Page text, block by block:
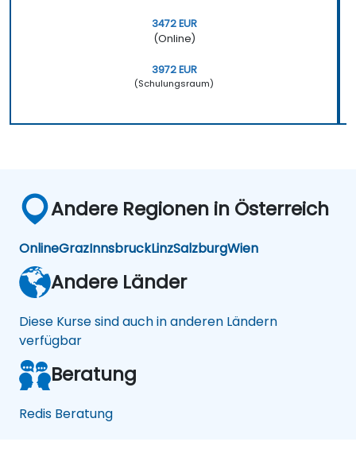
3472 EUR
(Online)
3972 EUR
(Schulungsraum)
Andere Regionen in Österreich
OnlineGrazInnsbruckLinzSalzburgWien
Andere Länder
Diese Kurse sind auch in anderen Ländern
verfügbar
Beratung
Redis Beratung